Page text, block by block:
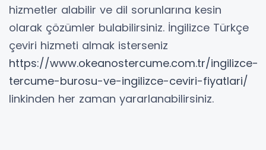
hizmetler alabilir ve dil sorunlarına kesin
olarak çözümler bulabilirsiniz. İngilizce Türkçe
çeviri hizmeti almak isterseniz
https://www.okeanostercume.com.tr/ingilizce-
tercume-burosu-ve-ingilizce-ceviri-fiyatlari/
linkinden her zaman yararlanabilirsiniz.